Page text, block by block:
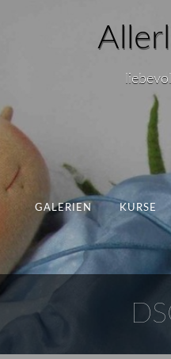
GALERIEN KURSE